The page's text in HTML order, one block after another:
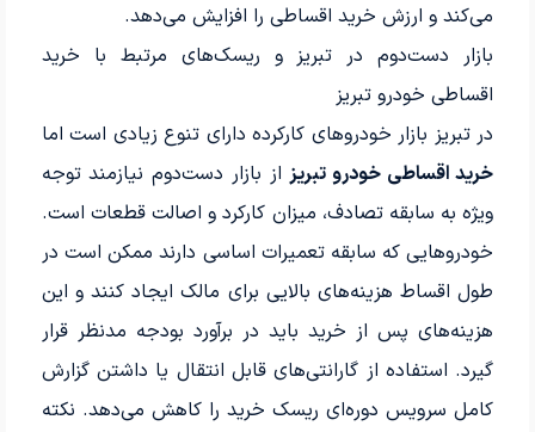
می‌کند و ارزش خرید اقساطی را افزایش می‌دهد.
بازار دست‌دوم در تبریز و ریسک‌های مرتبط با خرید
اقساطی خودرو تبریز
در تبریز بازار خودروهای کارکرده دارای تنوع زیادی است اما
خرید اقساطی خودرو تبریز از بازار دست‌دوم نیازمند توجه
ویژه به سابقه تصادف، میزان کارکرد و اصالت قطعات است.
خودروهایی که سابقه تعمیرات اساسی دارند ممکن است در
طول اقساط هزینه‌های بالایی برای مالک ایجاد کنند و این
هزینه‌های پس از خرید باید در برآورد بودجه مدنظر قرار
گیرد. استفاده از گارانتی‌های قابل انتقال یا داشتن گزارش
کامل سرویس دوره‌ای ریسک خرید را کاهش می‌دهد. نکته